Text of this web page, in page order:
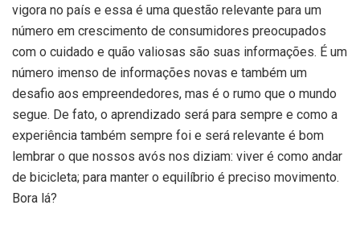
vigora no país e essa é uma questão relevante para um
número em crescimento de consumidores preocupados
com o cuidado e quão valiosas são suas informações. É um
número imenso de informações novas e também um
desafio aos empreendedores, mas é o rumo que o mundo
segue. De fato, o aprendizado será para sempre e como a
experiência também sempre foi e será relevante é bom
lembrar o que nossos avós nos diziam: viver é como andar
de bicicleta; para manter o equilíbrio é preciso movimento.
Bora lá?